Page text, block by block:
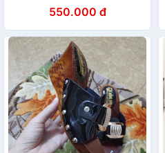
550.000 đ